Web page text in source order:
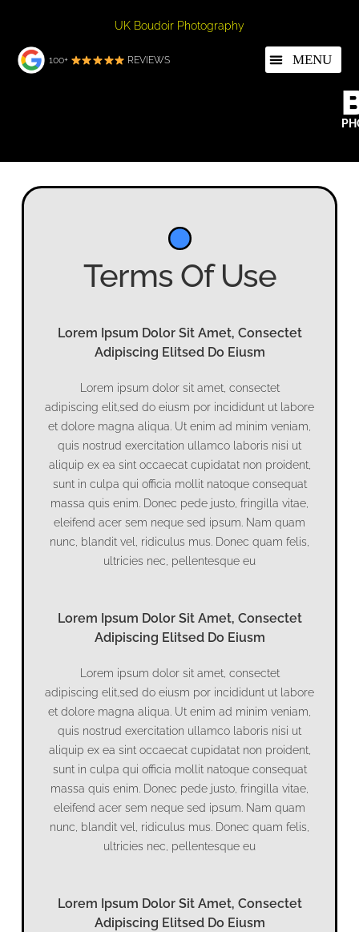
UK Boudoir Photography
100+ REVIEWS
Terms Of Use
Lorem Ipsum Dolor Sit Amet, Consectet
Adipiscing Elitsed Do Eiusm
Lorem ipsum dolor sit amet, consectet
adipiscing elit,sed do eiusm por incididunt ut labore
et dolore magna aliqua. Ut enim ad minim veniam,
quis nostrud exercitation ullamco laboris nisi ut
aliquip ex ea sint occaecat cupidatat non proident,
sunt in culpa qui officia mollit natoque consequat
massa quis enim. Donec pede justo, fringilla vitae,
eleifend acer sem neque sed ipsum. Nam quam
nunc, blandit vel, ridiculus mus. Donec quam felis,
ultricies nec, pellentesque eu
Lorem Ipsum Dolor Sit Amet, Consectet
Adipiscing Elitsed Do Eiusm
Lorem ipsum dolor sit amet, consectet
adipiscing elit,sed do eiusm por incididunt ut labore
et dolore magna aliqua. Ut enim ad minim veniam,
quis nostrud exercitation ullamco laboris nisi ut
aliquip ex ea sint occaecat cupidatat non proident,
sunt in culpa qui officia mollit natoque consequat
massa quis enim. Donec pede justo, fringilla vitae,
eleifend acer sem neque sed ipsum. Nam quam
nunc, blandit vel, ridiculus mus. Donec quam felis,
ultricies nec, pellentesque eu
Lorem Ipsum Dolor Sit Amet, Consectet
Adipiscing Elitsed Do Eiusm